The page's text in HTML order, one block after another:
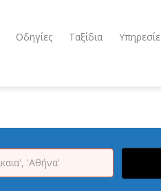
Οδηγίες Ταξίδια